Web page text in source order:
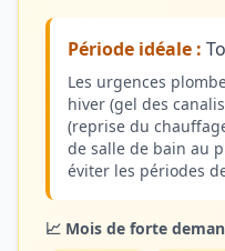
Période idéale :
Les urgences
hiver (gel des
(reprise du
de salle de bain au
éviter les périodes
📈 Mois de forte